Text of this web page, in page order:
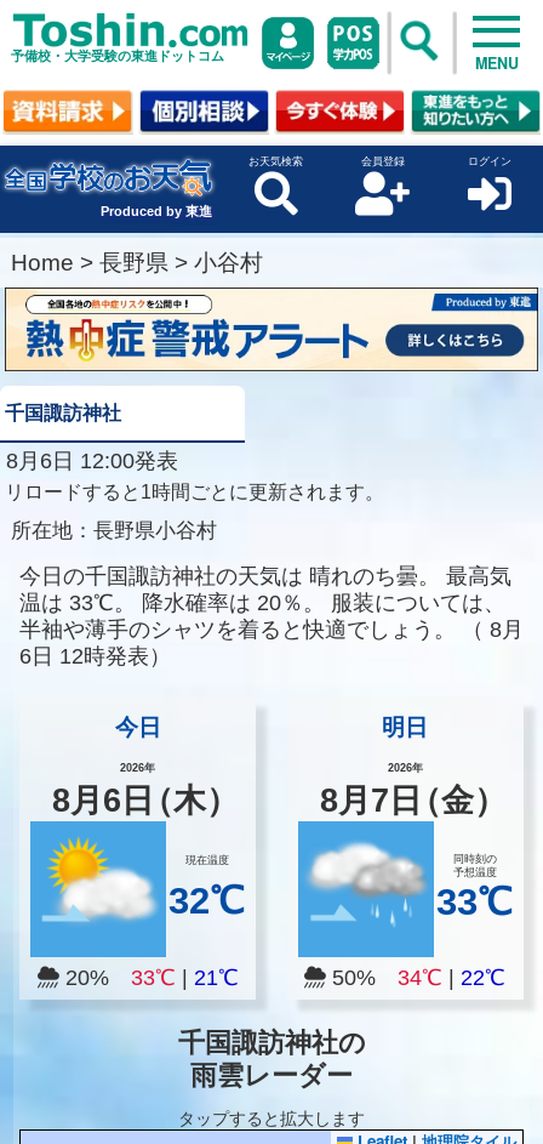
予備校・大学受験の東進ドットコム MENU
Produced by 東進
お天気検索 会員登録 ログイン
Home > 長野県 > 小谷村
千国諏訪神社
8月6日 12:00発表
リロードすると1時間ごとに更新されます。
所在地： 長野県小谷村
今日の千国諏訪神社の天気は 晴れのち曇。
最高気
温は 33℃。 降水確率は 20％。
服装については、
半袖や薄手のシャツを着ると快適でしょう。
（ 8月
6日 12時発表）
今日
2026年
8月 6 日（木）
現在温度
32℃
20% 33℃ 21℃
明日
2026年
8月 7 日（金）
同時刻の
予想温度
33℃
50%34℃ |22℃
千国諏訪神社の
雨雲レーダー
タップすると拡大します